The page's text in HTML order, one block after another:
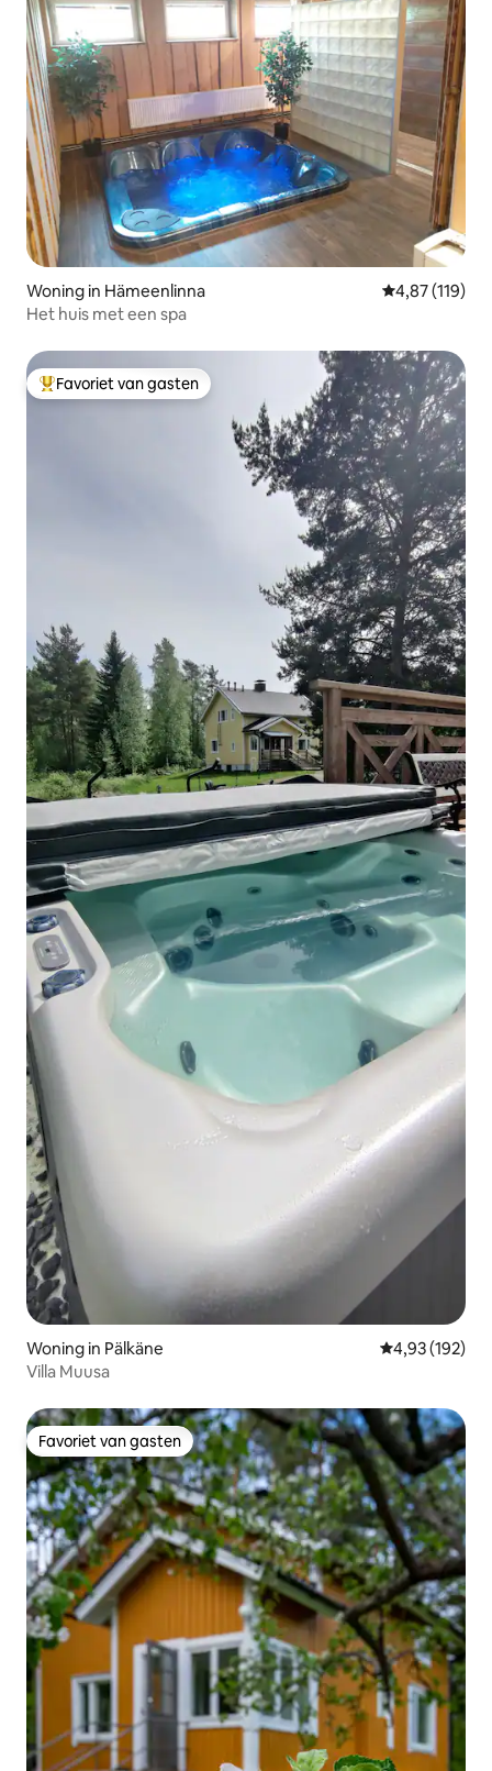
Woning in Hämeenlinna Gemiddelde
4,87 (119)
Het huis met een spa
Topfavoriet van gasten
Favoriet van gasten
Woning in Pälkäne Gemiddelde
4,93 (192)
Villa Muusa
Favoriet van gasten
Favoriet van gasten